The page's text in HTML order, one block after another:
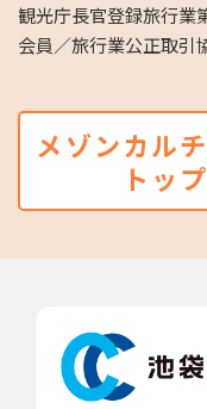
観光庁長官登録旅行業
会員／旅行業公正取引
メゾンカル
トッ